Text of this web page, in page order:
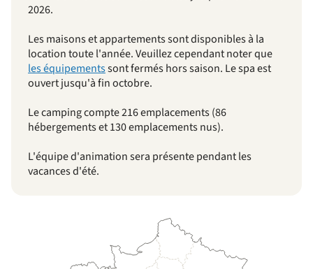
2026.
Les maisons et appartements sont disponibles à la
location toute l'année. Veuillez cependant noter que
les équipementssont fermés hors saison. Le spa est
ouvert jusqu'à fin octobre.
Le camping compte 216 emplacements (86
hébergements et 130 emplacements nus).
L'équipe d'animation sera présente pendant les
vacances d'été.